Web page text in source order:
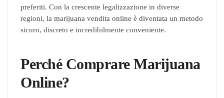
preferiti. Con la crescente legalizzazione in diverse
regioni, la marijuana vendita online è diventata un metodo
sicuro, discreto e incredibilmente conveniente.
Perché Comprare Marijuana
Online?